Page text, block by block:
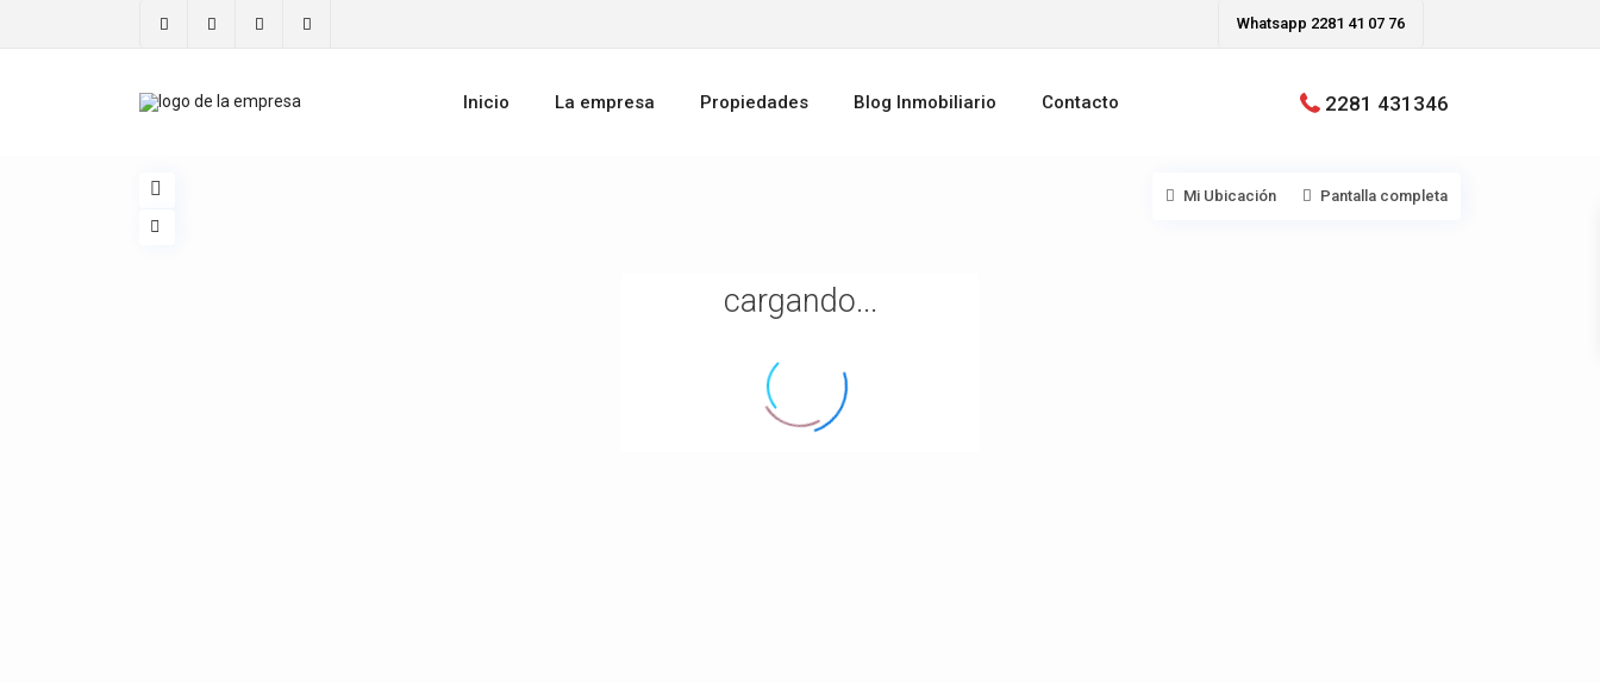
Whatsapp 2281 41 07 76
Inicio La empresa Propiedades Blog Inmobiliario Contacto 2281 431346
cargando...
Mi Ubicación Pantalla completa